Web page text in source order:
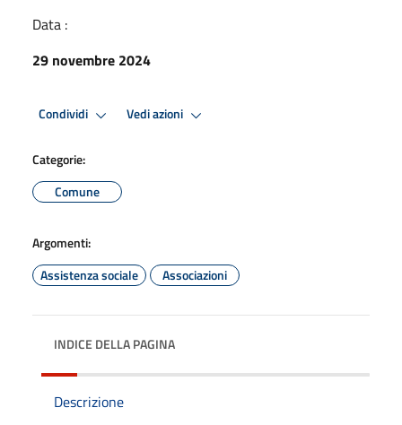
Data :
29 novembre 2024
Condividi Vedi azioni
Categorie:
Comune
Argomenti:
Assistenza sociale
Associazioni
INDICE DELLA PAGINA
Descrizione